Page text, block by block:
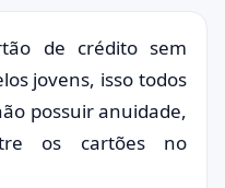
de crédito sem
jovens, isso todos
possuir anuidade,
os cartões no